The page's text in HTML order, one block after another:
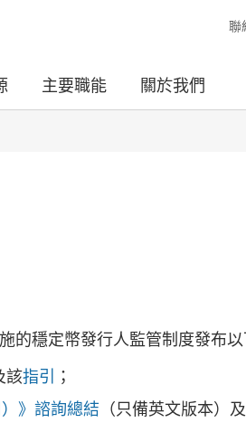
聯
主要職能 關於我們
的穩定幣發行人監管制度發布以
該指引
；
》諮詢總結 （只備英文版本）